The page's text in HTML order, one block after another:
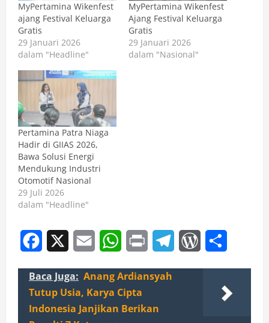
MyPertamina Wikenfest
ajang Festival Keluarga
Gratis
29 Januari 2026
dalam "Headline"
MyPertamina Wikenfest
Ajang Festival Keluarga
Gratis
29 Januari 2026
dalam "Nasional"
Pertamina Patra Niaga
Hadir di GIIAS 2026,
Bawa Solusi Energi
Mendukung Industri
Otomotif Nasional
29 Juli 2026
dalam "Headline"
Facebook Email WhatsApp
Print TelegramWordPress
Baca Juga: Anang Ardiansyah
Tutup Usia, Karya Cipta
Indonesia Janjikan Berikan